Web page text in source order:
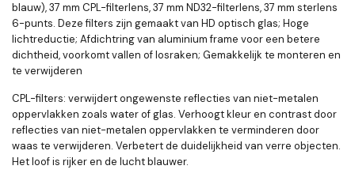
blauw), 37 mm CPL-filterlens, 37 mm ND32-filterlens, 37 mm sterlens
6-punts. Deze filters zijn gemaakt van HD optisch glas; Hoge
lichtreductie; Afdichtring van aluminium frame voor een betere
dichtheid, voorkomt vallen of losraken; Gemakkelijk te monteren en
te verwijderen
CPL-filters: verwijdert ongewenste reflecties van niet-metalen
oppervlakken zoals water of glas. Verhoogt kleur en contrast door
reflecties van niet-metalen oppervlakken te verminderen door
waas te verwijderen. Verbetert de duidelijkheid van verre objecten.
Het loof is rijker en de lucht blauwer.